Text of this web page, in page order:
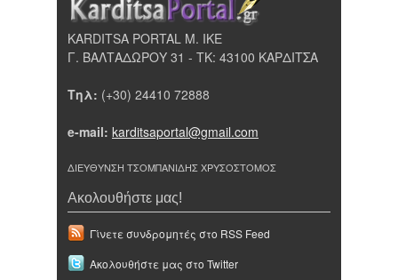
KARDITSA PORTAL Μ. ΙΚΕ
Γ. ΒΑΛΤΑΔΩΡΟΥ 31 - ΤΚ: 43100 ΚΑΡΔΙΤΣΑ
Τηλ: (+30) 24410 72888
e-mail: karditsaportal@gmail.com
ΔΙΕΥΘΥΝΣΗ ΤΣΟΜΠΑΝΙΔΗΣ ΧΡΥΣΟΣΤΟΜΟΣ
Ακολουθήστε μας!
Γίνετε συνδρομητές στο RSS Feed
Ακολουθήστε μας στο Twitter